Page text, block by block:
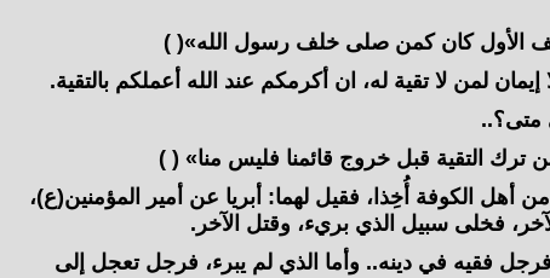
كان كمن صلى خلف رسول الله»( )
لمن لا تقية له، ان أكرمكم عند الله أعملكم بالتقية.
متى؟.‏.‏
ترك التقية قبل خروج قائمنا فليس منا» ( )
أهل الكوفة أُخِذا، فقيل لهما: أبريا عن أمير المؤمنين(ع)،
فخلى سبيل الذي بريء، وقتل الآخر.
فقيه في دينه.. وأما الذي لم يبرء، فرجل تعجل إلى